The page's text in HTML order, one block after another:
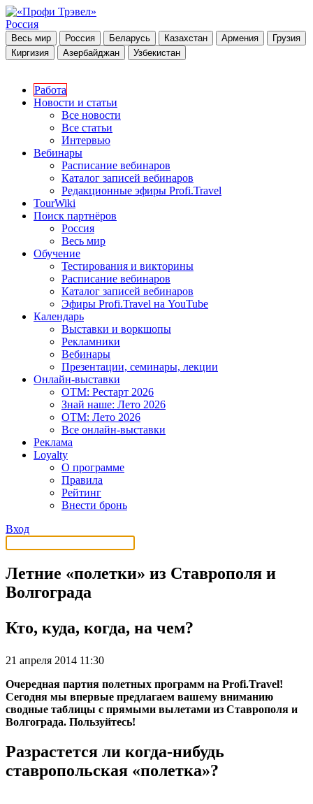
Россия
Весь мир Россия Беларусь Казахстан Армения
Грузия
Киргизия
Азербайджан Узбекистан
Работа
Новости и статьи
Все новости
Все статьи
Интервью
Вебинары
Расписание вебинаров
Каталог записей вебинаров
Редакционные эфиры Profi.Travel
TourWiki
Поиск партнёров
Россия
Весь мир
Обучение
Тестирования и викторины
Расписание вебинаров
Каталог записей вебинаров
Эфиры Profi.Travel на YouTube
Календарь
Выставки и воркшопы
Рекламники
Вебинары
Презентации, семинары, лекции
Онлайн-выставки
OTM: Рестарт 2026
Знай наше: Лето 2026
OTM: Лето 2026
Все онлайн-выставки
Реклама
Loyalty
О программе
Правила
Рейтинг
Внести бронь
Вход
Летние «полетки» из Ставрополя и
Волгограда
Кто, куда, когда, на чем?
21 апреля 2014 11:30
Очередная партия полетных программ на Profi.Travel!
Сегодня мы впервые предлагаем вашему вниманию
сводные таблицы с прямыми вылетами из Ставрополя и
Волгограда. Пользуйтесь!
Разрастется ли когда-нибудь
ставропольская «полетка»?